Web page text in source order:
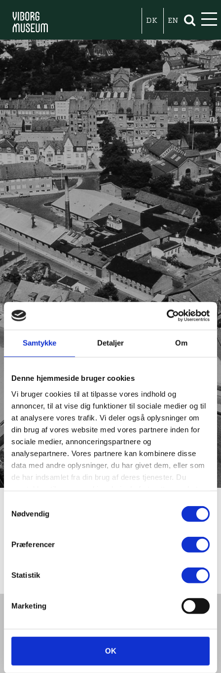
Samtykke Detaljer Om
Denne hjemmeside bruger cookies
Vi bruger cookies til at tilpasse vores indhold og
annoncer, til at vise dig funktioner til sociale medier og til
at analysere vores trafik. Vi deler også oplysninger om
din brug af vores website med vores partnere inden for
sociale medier, annonceringspartnere og
analysepartnere. Vores partnere kan kombinere disse
data med andre oplysninger, du har givet dem, eller som
de har indsamlet fra din brug af deres tjenester. Du
Nødvendig
Præferencer
Statistik
Marketing
OK
DK EN
Drosselvej
Vej i “Fuglekvarteret” syd for Holstebrovej. Drosselvej
Del denne artikel med andre: